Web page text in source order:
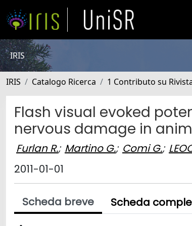
IRIS
IRIS Catalogo Ricerca 1 Contributo su
Flash visual evoked
nervous damage in
Furlan R.; Martino G.; Comi G.;
2011-01-01
Scheda breve Scheda